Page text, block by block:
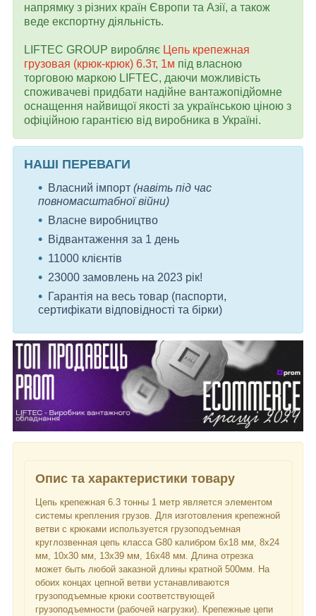
напрямку з різних країн Європи та Азії, а також
веде експортну діяльність.
LIFTEC GROUP виробляє Цепь крепежная
грузовая (крюк-крюк) 6.3т, 1м під власною
торговою маркою LIFTEC, даючи можливість
споживачеві придбати надійне вантажопідйомне
оснащення найвищої якості за українською ціною з
офіційною гарантією від виробника в Україні.
НАШІ ПЕРЕВАГИ
Власний імпорт (навіть під час
повномасштабної війни)
Власне виробництво
Відвантаження за 1 день
11000 клієнтів
23000 замовлень на 2023 рік!
Гарантія на весь товар (паспорти,
сертифікати відповідності та бірки)
Опис та характеристики товару
Цепь крепежная 6.3 тонны 1 метр является элементом
системы крепления грузов. Для изготовления крепежной
ветви с крюками используется грузоподъемная
круглозвенная цепь класса G80 калибром 6х18 мм, 8х24
мм, 10х30 мм, 13х39 мм, 16х48 мм. Длина отрезка
может быть любой заказной длины кратной 500мм. На
обоих концах цепной ветви устанавливаются
грузоподъемные крюки соответствующей
грузоподъемности (рабочей нагрузки). Крепежные цепи